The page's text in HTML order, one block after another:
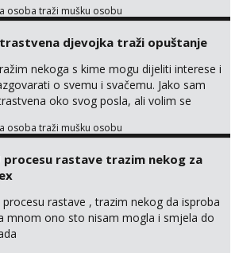
92 451 2472
osoba traži mušku osobu
djevojka traži opuštanje
nekoga s kime mogu dijeliti interese i
o svemu i svačemu. Jako sam
oko svog posla, ali volim se
bi naci nekoga pa da se nemoram
i nadji me tamo, cekam te!
osoba traži mušku osobu
procesu rastave trazim nekog za
procesu rastave , trazim nekog da isproba
mnom ono sto nisam mogla i smjela do